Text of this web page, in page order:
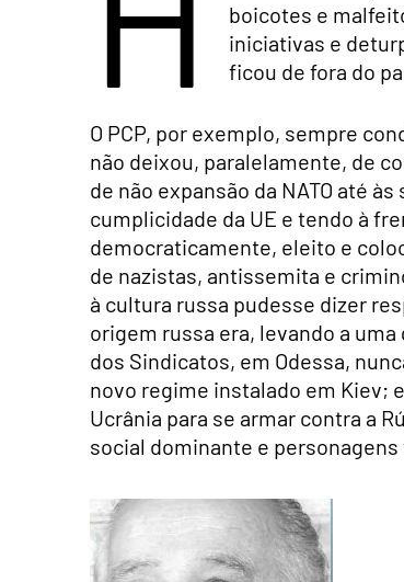
boicotes e
iniciativas e
ficou de fora do
O PCP, por exemplo, sempre
não deixou, paralelamente, de
de não expansão da NATO até
cumplicidade da UE e tendo à
democraticamente, eleito e
de nazistas, antissemita e
à cultura russa pudesse dizer
origem russa era, levando a
dos Sindicatos, em Odessa,
novo regime instalado em Kiev;
Ucrânia para se armar contra a
social dominante e